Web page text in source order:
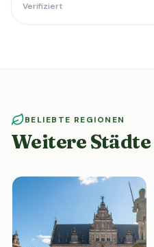
Verifiziert
BELIEBTE REGIONEN
Weitere Städte